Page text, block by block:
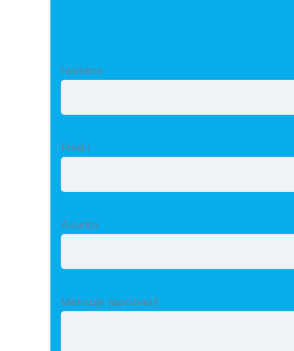
Nombre
Email
Asunto
Mensaje (opcional)